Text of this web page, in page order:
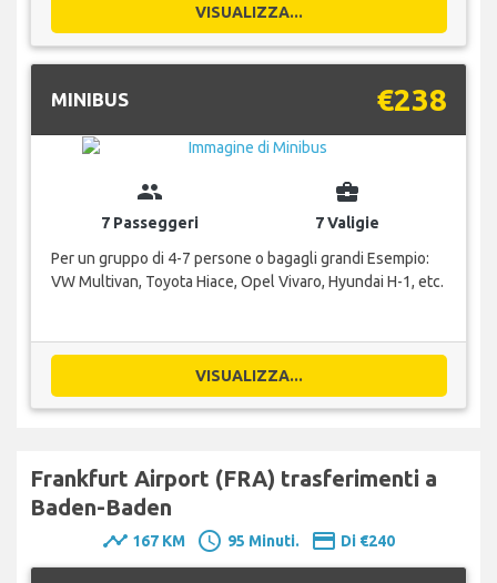
VISUALIZZA...
MINIBUS €238
group
7 Passeggeri
business_center
7 Valigie
Per un gruppo di 4-7 persone o bagagli grandi Esempio:
VW Multivan, Toyota Hiace, Opel Vivaro, Hyundai H-1, etc.
VISUALIZZA...
Frankfurt Airport (FRA) trasferimenti a
Baden-Baden
timeline 167 KM schedule 95 Minuti. payment Di €240